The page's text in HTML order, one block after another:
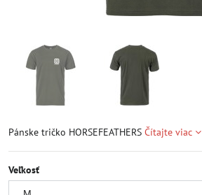
Pánske tričko HORSEFEATHERS Čítajte viac
Veľkosť